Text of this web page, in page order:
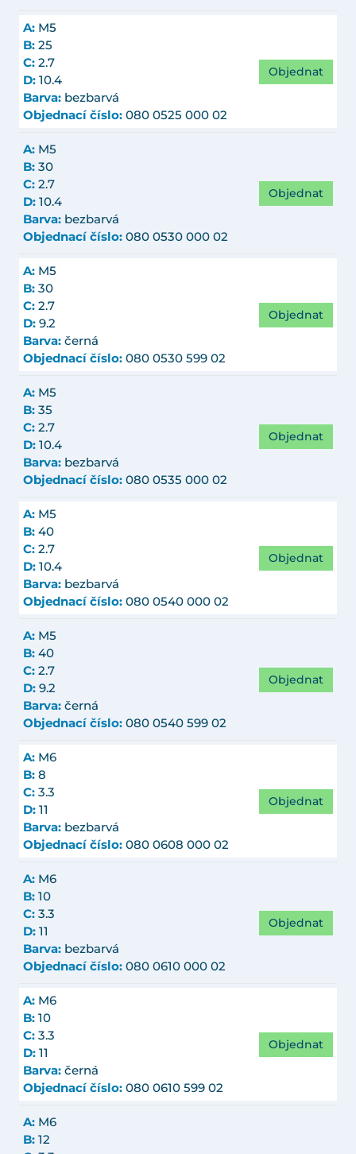
A: M5
B: 25
C: 2.7
D: 10.4
Barva: bezbarvá
Objednací číslo: 080 0525 000 02
Objednat
A: M5
B: 30
C: 2.7
D: 10.4
Barva: bezbarvá
Objednací číslo: 080 0530 000 02
Objednat
A: M5
B: 30
C: 2.7
D: 9.2
Barva: černá
Objednací číslo: 080 0530 599 02
Objednat
A: M5
B: 35
C: 2.7
D: 10.4
Barva: bezbarvá
Objednací číslo: 080 0535 000 02
Objednat
A: M5
B: 40
C: 2.7
D: 10.4
Barva: bezbarvá
Objednací číslo: 080 0540 000 02
Objednat
A: M5
B: 40
C: 2.7
D: 9.2
Barva: černá
Objednací číslo: 080 0540 599 02
Objednat
A: M6
B: 8
C: 3.3
D: 11
Barva: bezbarvá
Objednací číslo: 080 0608 000 02
Objednat
A: M6
B: 10
C: 3.3
D: 11
Barva: bezbarvá
Objednací číslo: 080 0610 000 02
Objednat
A: M6
B: 10
C: 3.3
D: 11
Barva: černá
Objednací číslo: 080 0610 599 02
Objednat
A: M6
B: 12